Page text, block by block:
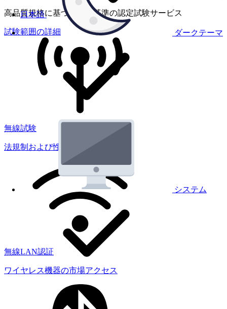
ダークテーマ
システム
日本語
高品質規格に基づく国際基準の認定試験サービス
試験範囲の詳細
無線試験
法規制および性能試験
無線LAN認証
ワイヤレス機器の市場アクセス